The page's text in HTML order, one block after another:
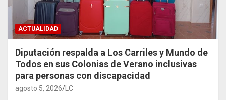
ACTUALIDAD
Diputación respalda a Los Carriles y Mundo de
Todos en sus Colonias de Verano inclusivas
para personas con discapacidad
agosto 5, 2026 LC